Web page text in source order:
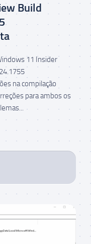
Build
11 Insider
na compilação
para ambos os